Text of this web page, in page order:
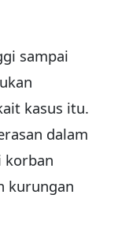
sampai
kasus itu.
dalam
korban
kurungan